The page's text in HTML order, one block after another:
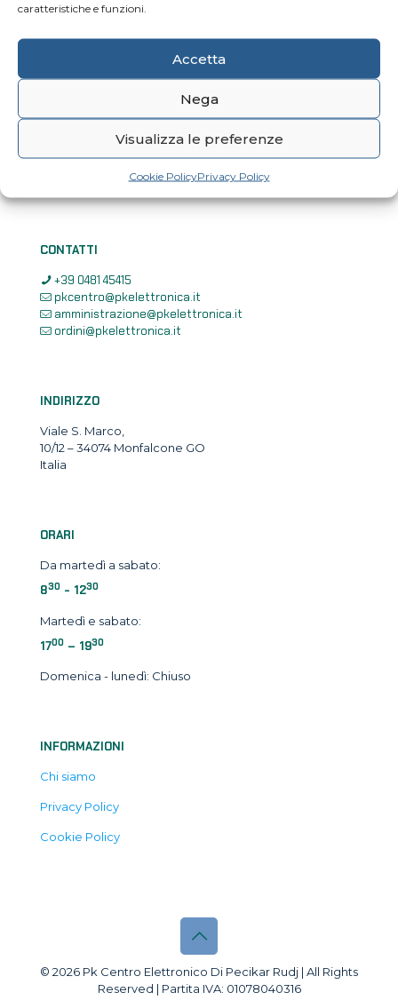
caratteristiche e funzioni.
Accetta
Nega
Visualizza le preferenze
Cookie PolicyPrivacy Policy
CONTATTI
+39 0481 45415
pkcentro@pkelettronica.it
amministrazione@pkelettronica.it
ordini@pkelettronica.it
INDIRIZZO
Viale S. Marco,
10/12 – 34074 Monfalcone GO
Italia
ORARI
Da martedì a sabato:
830 - 1230
Martedì e sabato:
1700 – 1930
Domenica - lunedì: Chiuso
INFORMAZIONI
Chi siamo
Privacy Policy
Cookie Policy
© 2026 Pk Centro Elettronico Di Pecikar Rudj | All Rights
Reserved | Partita IVA: 01078040316